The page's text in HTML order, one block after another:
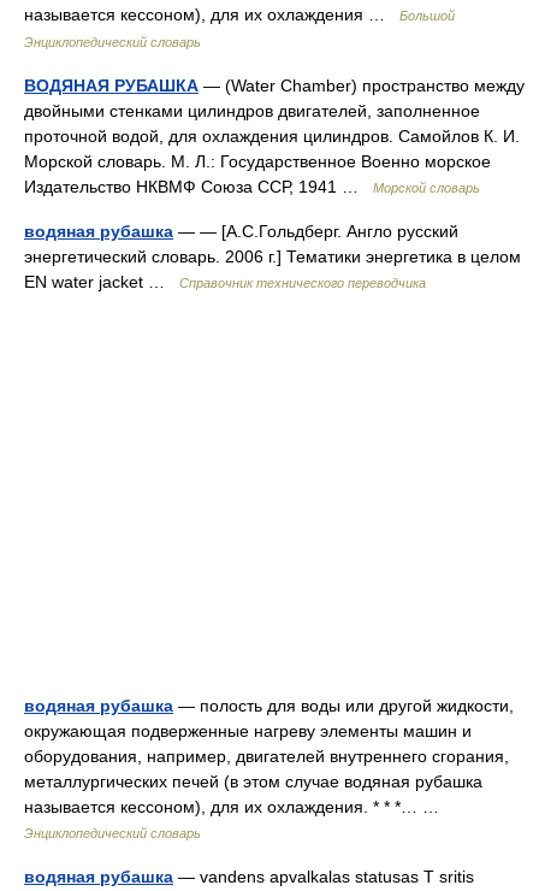
называется кессоном), для их охлаждения …
Большой
Энциклопедический словарь
ВОДЯНАЯ РУБАШКА — (Water Chamber) пространство между
двойными стенками цилиндров двигателей, заполненное
проточной водой, для охлаждения цилиндров. Самойлов К. И.
Морской словарь. М. Л.: Государственное Военно морское
Издательство НКВМФ Союза ССР, 1941 …
Морской словарь
водяная рубашка — — [А.С.Гольдберг. Англо русский
энергетический словарь. 2006 г.] Тематики энергетика в целом
EN water jacket …
Справочник технического переводчика
водяная рубашка — полость для воды или другой жидкости,
окружающая подверженные нагреву элементы машин и
оборудования, например, двигателей внутреннего сгорания,
металлургических печей (в этом случае водяная рубашка
называется кессоном), для их охлаждения. * * *… …
Энциклопедический словарь
водяная рубашка — vandens apvalkalas statusas T sritis